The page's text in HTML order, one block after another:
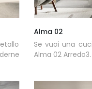
Alma 02
Se vuoi una
Alma 02 Arredo3.